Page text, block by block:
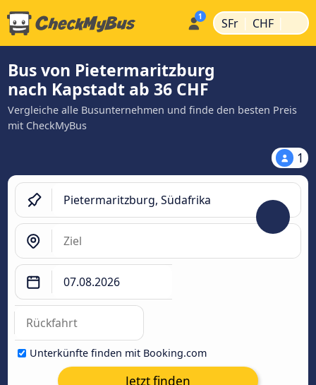
SFr | CHF |
Bus von Pietermaritzburg
nach Kapstadt ab 36 CHF
Vergleiche alle Busunternehmen und finde den besten Preis
mit CheckMyBus
1
Unterkünfte finden mit Booking.com
Jetzt finden